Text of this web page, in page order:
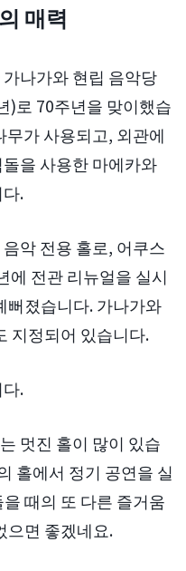
매력
나가와 현립 음악당
)로 70주년을 맞이했습
무가 사용되고, 외관에
을 사용한 마에카와
.
악 전용 홀로, 어쿠스
에 전관 리뉴얼을 실시
뻐졌습니다. 가나가와
지정되어 있습니다.
.
멋진 홀이 많이 있습
홀에서 정기 공연을 실
때의 또 다른 즐거움
으면 좋겠네요.